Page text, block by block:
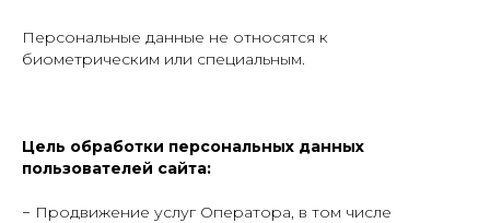
Персональные данные не относятся к
биометрическим или специальным.
Цель обработки персональных данных
пользователей сайта:
− Продвижение услуг Оператора, в том числе